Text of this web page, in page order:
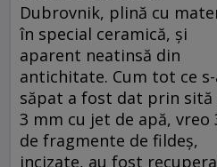
Dubrovnik, plină cu
în special ceramică, și
aparent neatinsă din
antichitate. Cum tot ce
săpat a fost dat prin sită
3 mm cu jet de apă, vreo
de fragmente de fildeș,
incizate, au fost